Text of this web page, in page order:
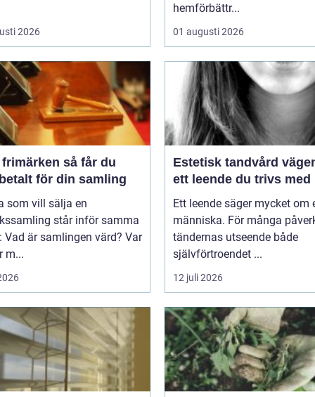
2026
hemförbättr...
01 augusti 2026
så får du
för din samling
som vill sälja en
står inför samma
Vad är samlingen värd? Var
m...
Estetisk tandvård vägen till
ett leende du trivs med
Ett leende säger mycket om
människa. För många
tändernas utseende både
självförtroendet ...
12 juli 2026